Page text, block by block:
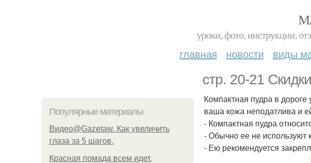
уроки, фото, инструкции,
главная новости виды
стр. 20-21
Популярные материалы
Видео@Gazetaw. Как увеличить
глаза за 5 шагов.
Красная помада всем идет.
Компактная пудра в
ваша кожа неподатлива и
- Компактная пудра
- Обычно ее не используют
- Ею рекомендуется